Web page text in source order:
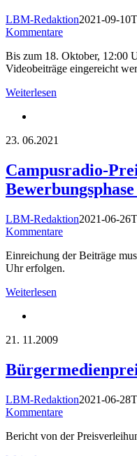
LBM-Redaktion2021-09-
Kommentare
Bis zum 18. Oktober, 12:00
Videobeiträge eingereicht
Weiterlesen
23. 06.2021
Campusradio-
LBM-Redaktion2021-06-
Kommentare
Einreichung der Beiträge
Uhr erfolgen.
Weiterlesen
21. 11.2009
LBM-Redaktion2021-06-
Kommentare
Bericht von der